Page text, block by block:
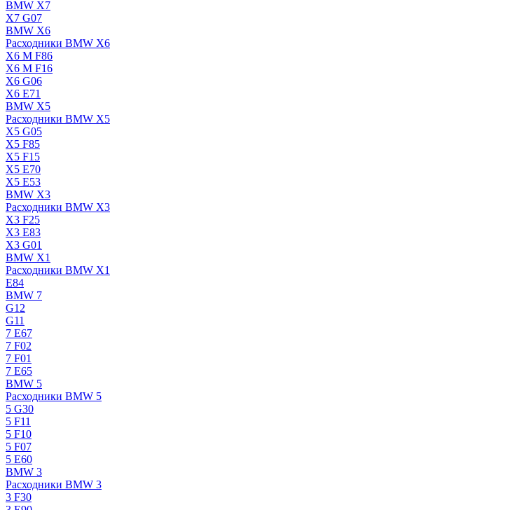
BMW X7
X7 G07
BMW X6
Расходники BMW X6
X6 M F86
X6 M F16
X6 G06
X6 E71
BMW X5
Расходники BMW X5
X5 G05
X5 F85
X5 F15
X5 E70
X5 E53
BMW X3
Расходники BMW X3
X3 F25
X3 E83
X3 G01
BMW X1
Расходники BMW X1
E84
BMW 7
G12
G11
7 Е67
7 F02
7 F01
7 E65
BMW 5
Расходники BMW 5
5 G30
5 F11
5 F10
5 F07
5 E60
BMW 3
Расходники BMW 3
3 F30